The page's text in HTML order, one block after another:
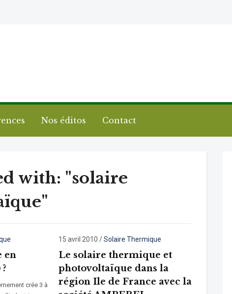
Nos éditos Contact
with: "solaire
en
crée 3 à
15 avril 2010 /Solaire Thermique
Le solaire thermique et
photovoltaïque dans la
région Ile de France avec la